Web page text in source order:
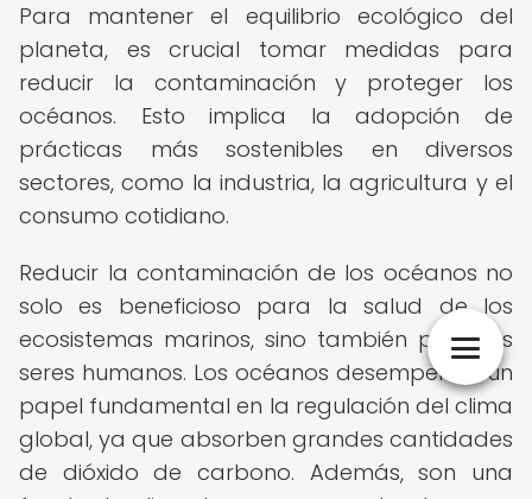
Para mantener el equilibrio ecológico del
planeta, es crucial tomar medidas para
reducir la contaminación y proteger los
océanos. Esto implica la adopción de
prácticas más sostenibles en diversos
sectores, como la industria, la agricultura y el
consumo cotidiano.
Reducir la contaminación de los océanos no
solo es beneficioso para la salud de los
ecosistemas marinos, sino también para los
seres humanos. Los océanos desempeñan un
papel fundamental en la regulación del clima
global, ya que absorben grandes cantidades
de dióxido de carbono. Además, son una